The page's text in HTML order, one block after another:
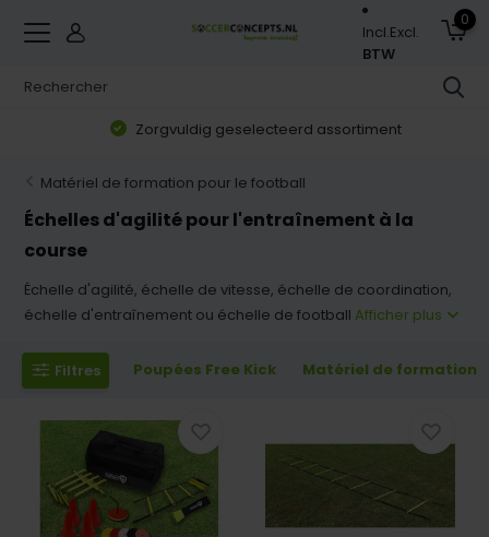
Incl.Excl.
BTW
0
Zorgvuldig geselecteerd assortiment
Matériel de formation pour le football
Échelles d'agilité pour l'entraînement à la
course
Échelle d'agilité, échelle de vitesse, échelle de coordination,
échelle d'entraînement ou échelle de football Afficher plus
Filtres Poupées Free Kick Matériel de formation